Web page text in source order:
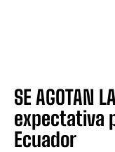
SE AGOTAN
expectativa
Ecuador